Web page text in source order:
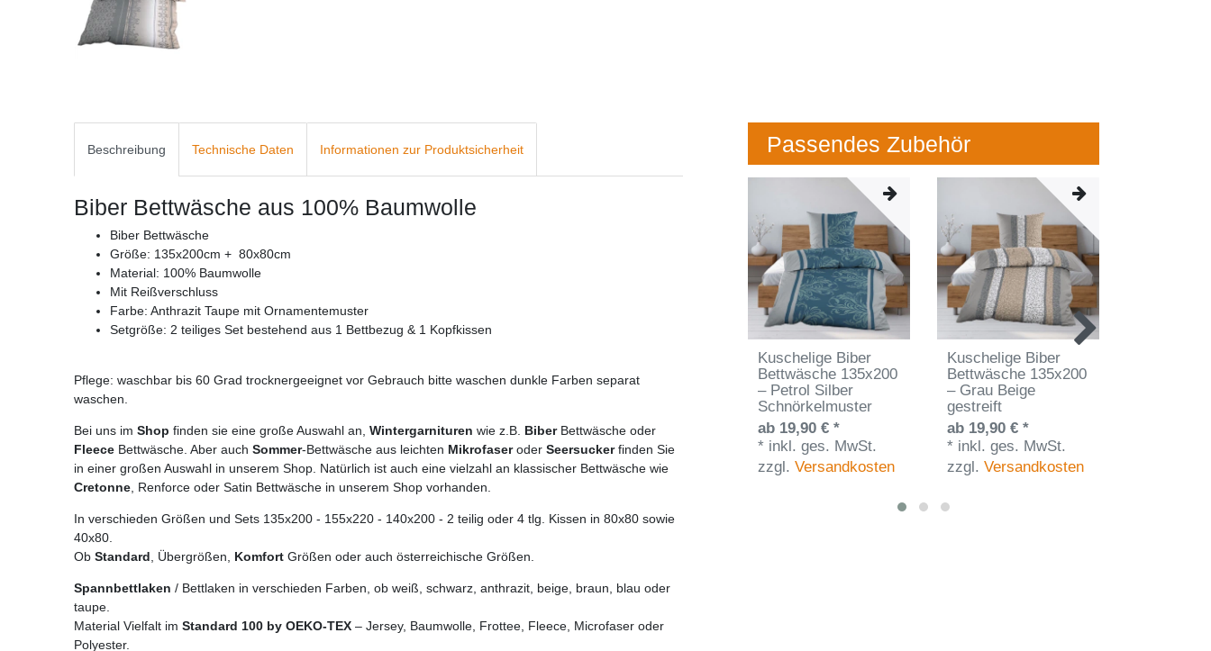
Beschreibung Technische Daten Informationen zur Produktsicherheit
Biber Bettwäsche aus 100% Baumwolle
Biber Bettwäsche
Größe: 135x200cm + 80x80cm
Material: 100% Baumwolle
Mit Reißverschluss
Farbe: Anthrazit Taupe mit Ornamentemuster
Setgröße: 2 teiliges Set bestehend aus 1 Bettbezug & 1 Kopfkissen
Pflege: waschbar bis 60 Grad trocknergeeignet vor Gebrauch bitte waschen dunkle Farben separat
waschen.
Bei uns imShopfinden sie eine große Auswahl an,Wintergarniturenwie z.B. Biber Bettwäsche oder
Fleece Bettwäsche. Aber auchSommer-Bettwäsche aus leichten MikrofaseroderSeersuckerfinden Sie
in einer großen Auswahl in unserem Shop. Natürlich ist auch eine vielzahl an klassischer Bettwäsche wie
Cretonne , Renforce oder Satin Bettwäsche in unserem Shop vorhanden.
In verschieden Größen und Sets 135x200 - 155x220 - 140x200 - 2 teilig oder 4 tlg. Kissen in 80x80 sowie
40x80.
ObStandard , Übergrößen, KomfortGrößen oder auch österreichische Größen.
Spannbettlaken/ Bettlaken in verschieden Farben, ob weiß, schwarz, anthrazit, beige, braun, blau oder
taupe.
Material Vielfalt imStandard 100 by OEKO-TEX– Jersey, Baumwolle, Frottee, Fleece, Microfaser oder
Polyester.
Passendes Zubehör
Kuschelige Biber
Bettwäsche 135x200
– Petrol Silber
Schnörkelmuster
ab 19,90 € *
* inkl. ges. MwSt.
zzgl. Versandkosten
Kuschelige Biber
Bettwäsche 135x200
– Grau Beige
gestreift
ab 19,90 € *
* inkl. ges. MwSt.
zzgl. Versandkosten